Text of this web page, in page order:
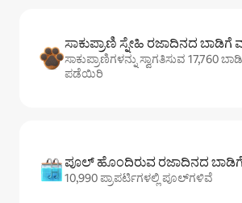
ಸಾಕುಪ್ರಾಣಿ ಸ್ನೇಹಿ ರಜಾದಿನದ ಬಾಡಿಗೆ
ಸಾಕುಪ್ರಾಣಿಗಳನ್ನು ಸ್ವಾಗತಿಸುವ 17,760
ಪಡೆಯಿರಿ
ಪೂಲ್ ಹೊಂದಿರುವ ರಜಾದಿನದ
10,990 ಪ್ರಾಪರ್ಟಿಗಳಲ್ಲಿ ಪೂಲ್‌‌‌‌‌‌‌‌‌ಗಳಿವೆ